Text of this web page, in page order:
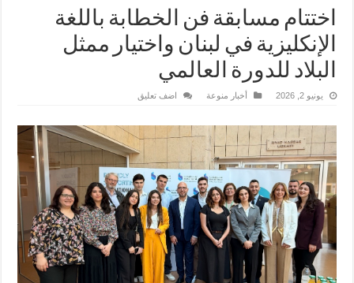
اختتام مسابقة فن الخطابة باللغة
الإنكليزية في لبنان واختيار ممثل
البلاد للدورة العالمي
يونيو 2, 2026 أخبار منوعة اضف تعليق